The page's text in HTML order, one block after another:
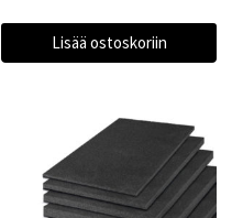
Lisää ostoskoriin